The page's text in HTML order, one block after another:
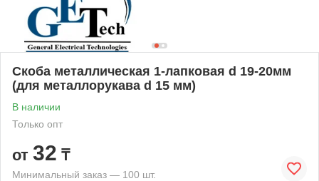
Скоба металлическая 1-лапковая d 19-20мм
(для металлорукава d 15 мм)
В наличии
Только опт
от 32 ₸
Минимальный заказ — 100 шт.